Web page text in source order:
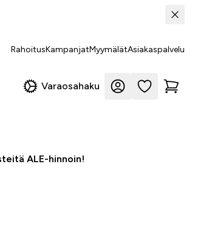
RahoitusKampanjatMyymälätAsiakaspalvelu
Varaosahaku
ALE-hinnoin!